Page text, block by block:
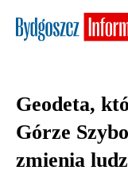
Geodeta,
Górze
zmienia